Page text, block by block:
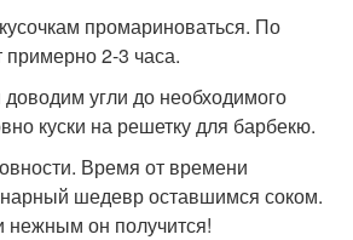
промариноваться. По
примерно 2-3 часа.
угли до необходимого
куски на решетку для барбекю.
Время от времени
шедевр оставшимся соком.
нежным он получится!